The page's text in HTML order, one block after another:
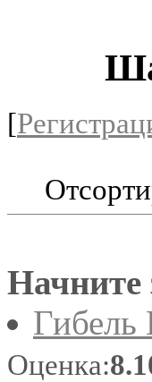
[
Начните
Гибель
Оценка: